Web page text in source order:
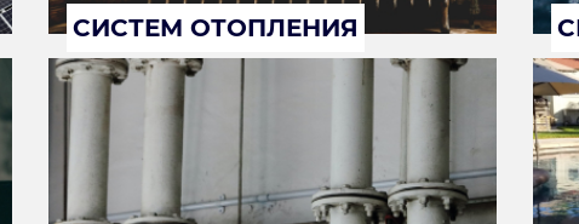
СИСТЕМ ОТОПЛЕНИЯ